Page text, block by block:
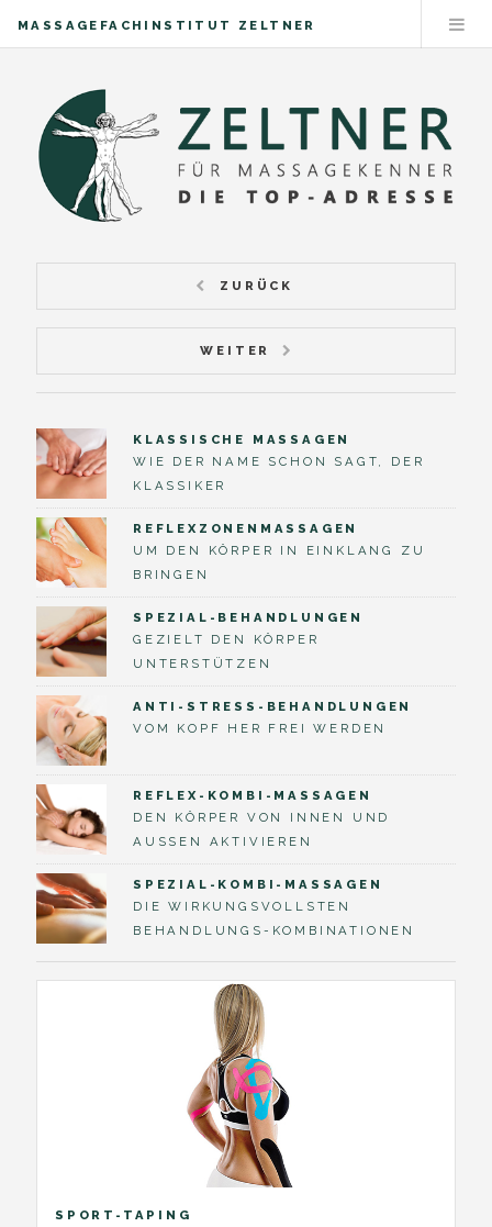
MASSAGEFACHINSTITUT ZELTNER
ZURÜCK
WEITER
KLASSISCHE MASSAGEN
WIE DER NAME SCHON SAGT, DER
KLASSIKER
REFLEXZONENMASSAGEN
UM DEN KÖRPER IN EINKLANG ZU
BRINGEN
SPEZIAL-BEHANDLUNGEN
GEZIELT DEN KÖRPER
UNTERSTÜTZEN
ANTI-STRESS-BEHANDLUNGEN
VOM KOPF HER FREI WERDEN
REFLEX-KOMBI-MASSAGEN
DEN KÖRPER VON INNEN UND
AUSSEN AKTIVIEREN
SPEZIAL-KOMBI-MASSAGEN
DIE WIRKUNGSVOLLSTEN
BEHANDLUNGS-KOMBINATIONEN
SPORT-TAPING